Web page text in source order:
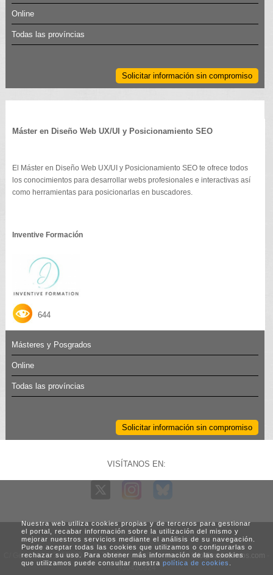
Online
Todas las províncias
Solicitar información sin compromiso
Máster en Diseño Web UX/UI y Posicionamiento SEO
El Máster en Diseño Web UX/UI y Posicionamiento SEO te ofrece todos
los conocimientos para desarrollar webs profesionales e interactivas así
como herramientas para posicionarlas en buscadores.
Inventive Formación
644
Másteres y Posgrados
Online
Todas las províncias
Solicitar información sin compromiso
VISÍTANOS EN:
C/ Generalitat, 3. 08960 Sant Just Desvern (Barcelona) - info@vadecursos.com
930450824
Nuestra web utiliza cookies propias y de terceros para gestionar
el portal, recabar información sobre la utilización del mismo y
mejorar nuestros servicios mediante el análisis de su navegación.
Puede aceptar todas las cookies que utilizamos o configurarlas o
rechazar su uso. Para obtener más información de las cookies
que utilizamos puede consultar nuestra política de cookies